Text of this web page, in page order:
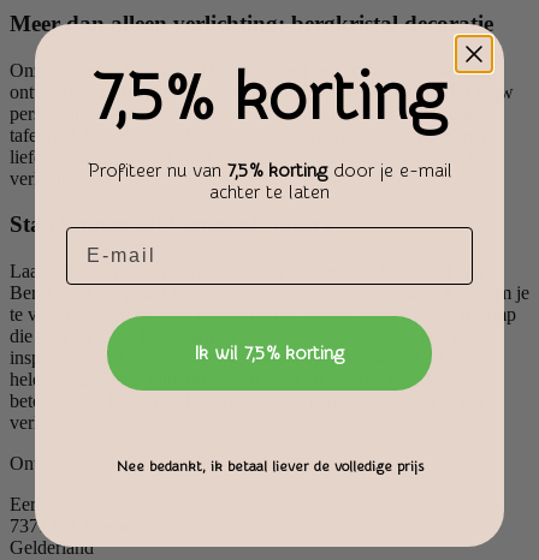
Meer dan alleen verlichting: bergkristal decoratie
Onze collectie Bergkristal lampen biedt een scala aan stijlen en
ontwerpen, zodat je de perfecte lamp kunt vinden die past bij jouw
persoonlijke smaak en interieur. Of je nu kiest voor een subtiel
tafelmodel of een indrukwekkende vloerlamp, elke lamp is met
liefde en zorg gemaakt om jouw huis te verfraaien en je hart te
verlichten.
Stap binnen bij Stones of Nature
Laat je hart en huis verwarmen door de serene schoonheid van
Bergkristal lampen. Onze toegewijde medewerkers staan klaar om je
te verwelkomen en je te helpen bij het vinden van de perfecte lamp
die past bij jouw behoeften en wensen. Kom langs en laat je
inspireren door de betoverende wereld van Bergkristal en zijn
helende krachten. Omarm de sereniteit en welzijn met de
betoverende Bergkristal lampen en laat je huis stralen en je ziel
verlichten.
Ontdek de schatten van de wereld
Eerbeekseweg 13a
7371 CA Loenen
Gelderland
7,5% korting
Profiteer nu van 7,5% kortingdoor je e-mail
achter te laten
Email
Ik wil 7,5% korting
Nee bedankt, ik betaal liever de volledige prijs